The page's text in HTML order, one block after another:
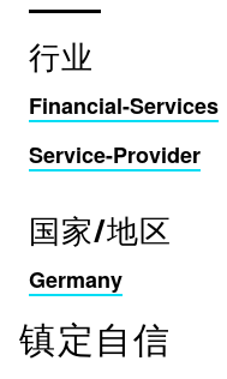
行业
Financial-Services
Service-Provider
国家/地区
Germany
镇定自信